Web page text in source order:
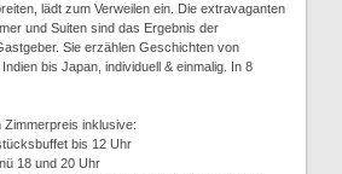
lädt zum Verweilen ein. Die extravaganten
und Suiten sind das Ergebnis der
Sie erzählen Geschichten von
bis Japan, individuell & einmalig. In 8
Zimmerpreis inklusive:
bis 12 Uhr
18 und 20 Uhr